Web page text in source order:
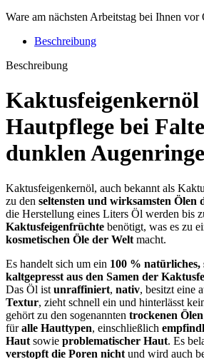
Ware am nächsten Arbeitstag bei Ihnen vor
Beschreibung
Beschreibung
Hautpflege bei
dunklen
Kaktusfeigenkernöl, auch bekannt als
zu den seltensten und wirksamsten Ölen
die Herstellung eines Liters Öl werden bis
Kaktusfeigenfrüchte benötigt, was es zu
kosmetischen Öle der Welt macht.
Es handelt sich um ein 100 % natürliches,
kaltgepresst aus den Samen der
Das Öl ist unraffiniert, nativ, besitzt eine
Textur, zieht schnell ein und hinterlässt
gehört zu den sogenannten trockenen Ölen
füralle Hauttypen, einschließlich
Haut sowie problematischer Haut. Es
verstopft die Poren nicht und wird auch